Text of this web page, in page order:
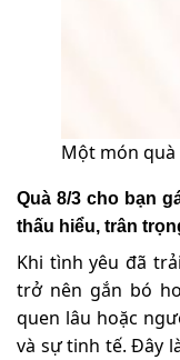
Một món
Quà 8/3 cho bạn
thấu hiểu, trân
Khi tình yêu đã
trở nên gắn bó
quen lâu hoặc
và sự tinh tế. Đây